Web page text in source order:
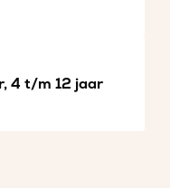
4 t/m 12 jaar